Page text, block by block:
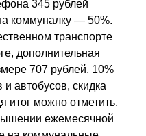
345 рублей
коммуналку — 50%.
транспорте
дополнительная
707 рублей, 10%
автобусов, скидка
итог можно отметить,
ежемесячной